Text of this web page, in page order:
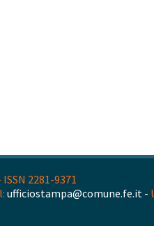
2281-9371
ufficiostampa@comune.fe.it -